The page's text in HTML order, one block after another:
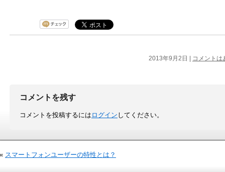
2013年9月2日 | コメントは
コメントを残す
コメントを投稿するには ログイン してください。
« スマートフォンユーザーの特性とは？